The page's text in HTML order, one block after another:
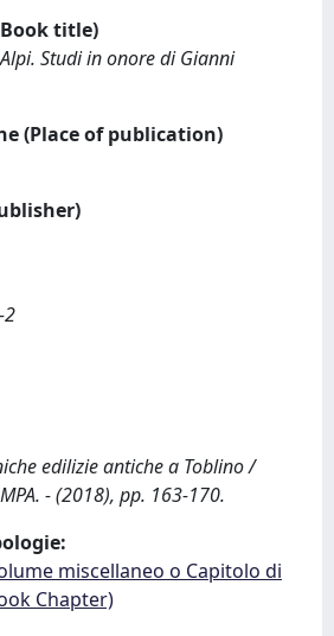
title)
Studi in onore di Gianni
(Place of publication)
2
edilizie antiche a Toblino /
- (2018), pp. 163-170.
miscellaneo o Capitolo di
Chapter)